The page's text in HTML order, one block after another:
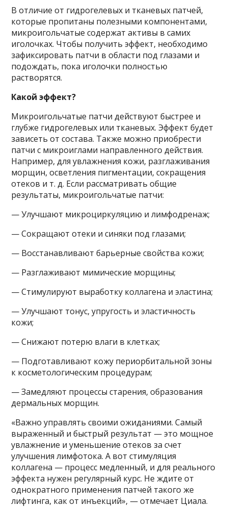
В отличие от гидрогелевых и тканевых патчей,
которые пропитаны полезными компонентами,
микроигольчатые содержат активы в самих
иголочках. Чтобы получить эффект, необходимо
зафиксировать патчи в области под глазами и
подождать, пока иголочки полностью
растворятся.
Какой эффект?
Микроигольчатые патчи действуют быстрее и
глубже гидрогелевых или тканевых. Эффект будет
зависеть от состава. Также можно приобрести
патчи с микроиглами направленного действия.
Например, для увлажнения кожи, разглаживания
морщин, осветления пигментации, сокращения
отеков и т. д. Если рассматривать общие
результаты, микроигольчатые патчи:
— Улучшают микроциркуляцию и лимфодренаж;
— Сокращают отеки и синяки под глазами;
— Восстанавливают барьерные свойства кожи;
— Разглаживают мимические морщины;
— Стимулируют выработку коллагена и эластина;
— Улучшают тонус, упругость и эластичность
кожи;
— Снижают потерю влаги в клетках;
— Подготавливают кожу периорбитальной зоны
к косметологическим процедурам;
— Замедляют процессы старения, образования
дермальных морщин.
«Важно управлять своими ожиданиями. Самый
выраженный и быстрый результат — это мощное
увлажнение и уменьшение отеков за счет
улучшения лимфотока. А вот стимуляция
коллагена — процесс медленный, и для реального
эффекта нужен регулярный курс. Не ждите от
однократного применения патчей такого же
лифтинга, как от инъекций», — отмечает Циала.